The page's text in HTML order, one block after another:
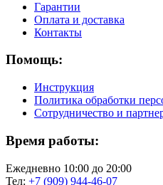
Гарантии
Оплата и доставка
Контакты
Помощь:
Инструкция
Политика обработки
Сотрудничество и
Время работы:
Ежедневно 10:00 до 20:00
Тел: +7 (909) 944-46-07